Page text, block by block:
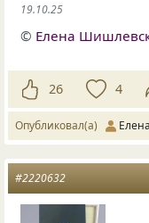
19.10.25
© Елена
26 4
Опубликовал(а)
#2220632